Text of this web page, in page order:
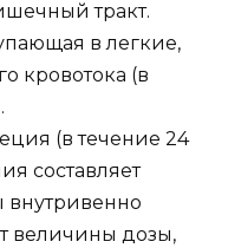
тракт.
в легкие,
кровотока (в
(в течение 24
составляет
внутривенно
величины дозы,